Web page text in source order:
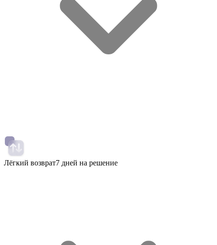
Лёгкий возврат7 дней на решение